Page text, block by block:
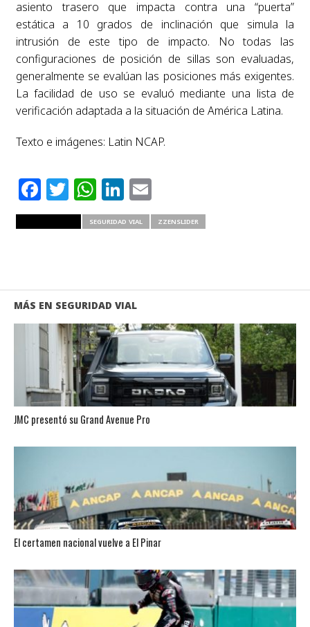
asiento trasero que impacta contra una “puerta”
estática a 10 grados de inclinación que simula la
intrusión de este tipo de impacto. No todas las
configuraciones de posición de sillas son evaluadas,
generalmente se evalúan las posiciones más exigentes.
La facilidad de uso se evaluó mediante una lista de
verificación adaptada a la situación de América Latina.
Texto e imágenes: Latin NCAP.
Facebook
Twitter
WhatsApp
LinkedIn
Email
SEGURIDAD VIAL ZZENSLIDER
MÁS EN SEGURIDAD VIAL
JMC presentó su Grand Avenue Pro
El certamen nacional vuelve a El Pinar